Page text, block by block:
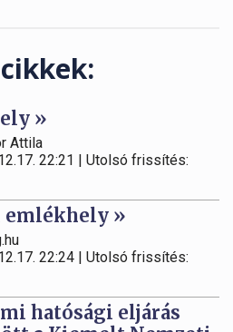
»
Attila
22:21 | Utolsó frissítés:
»
22:24 | Utolsó frissítés:
hatósági eljárás